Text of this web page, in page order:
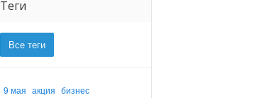
Теги
Все теги
9 мая акция бизнес